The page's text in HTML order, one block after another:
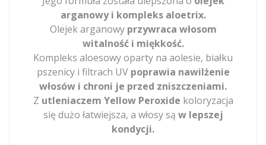
arganowy i kompleks aloetrix.
Olejek arganowy przywraca włosom
witalność i miękkość.
Kompleks aloesowy oparty na aolesie, białku
pszenicy i filtrach UV poprawia nawilżenie
włosów i chroni je przed zniszczeniami.
Z utleniaczem Yellow Peroxide koloryzacja
się dużo łatwiejsza, a włosy są w lepszej
kondycji.